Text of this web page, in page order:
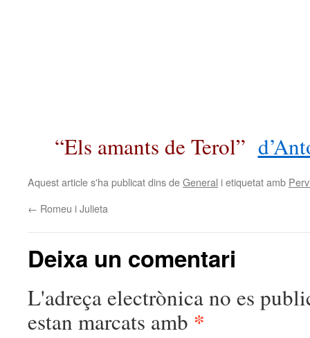
“Els amants de Terol”
Aquest article s'ha publicat dins deGeneral i etiquetat amb
← Romeu i Julieta
Deixa un comentari
L'adreça electrònica no es
estan marcats amb *